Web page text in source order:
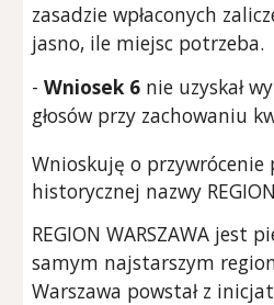
zasadzie wpłaconych
jasno, ile miejsc potrzeba.
-Wniosek 6 nie uzyskał
głosów przy zachowaniu
Wnioskuję o przywrócenie
historycznej nazwy
REGION WARSZAWA jest
samym najstarszym
Warszawa powstał z